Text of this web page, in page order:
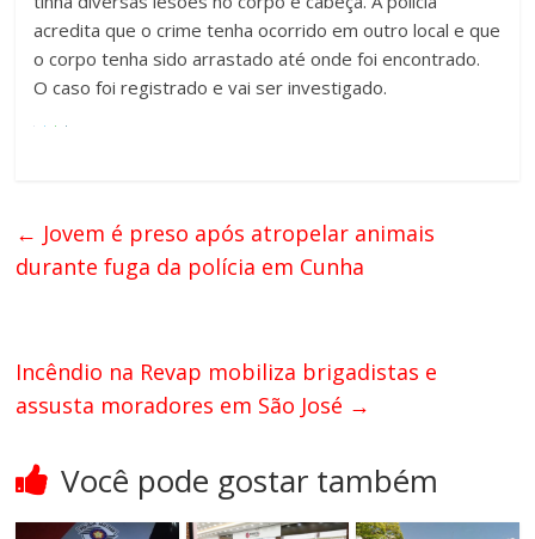
acredita que o crime tenha ocorrido em outro local e que
o corpo tenha sido arrastado até onde foi encontrado.
O caso foi registrado e vai ser investigado.
← Jovem é preso após atropelar animais
durante fuga da polícia em Cunha
Incêndio na Revap mobiliza brigadistas e
assusta moradores em São José →
Você pode gostar também